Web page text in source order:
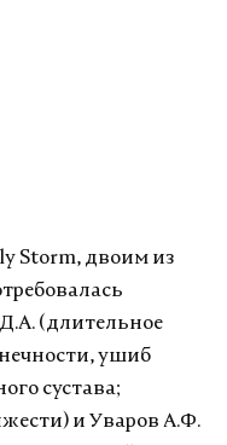
Storm, двоим из
(длительное
ушиб
сустава;
и Уваров А.Ф.